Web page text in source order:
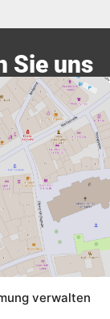
verwalten
Sie uns